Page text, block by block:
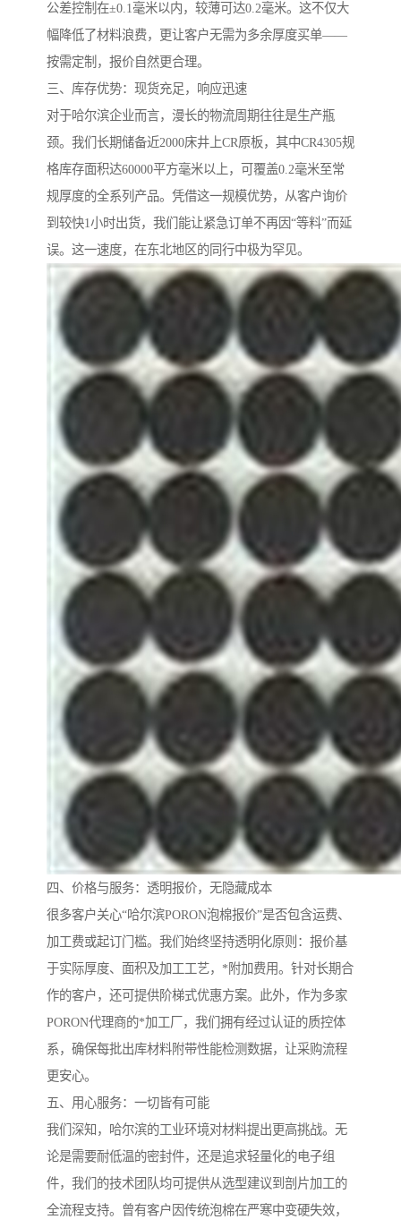
公差控制在±0.1毫米以内，较薄可达0.2毫米。这不仅大
幅降低了材料浪费，更让客户无需为多余厚度买单——
按需定制，报价自然更合理。
三、库存优势：现货充足，响应迅速
对于哈尔滨企业而言，漫长的物流周期往往是生产瓶
颈。我们长期储备近2000床井上CR原板，其中CR4305规
格库存面积达60000平方毫米以上，可覆盖0.2毫米至常
规厚度的全系列产品。凭借这一规模优势，从客户询价
到较快1小时出货，我们能让紧急订单不再因“等料”而延
误。这一速度，在东北地区的同行中极为罕见。
四、价格与服务：透明报价，无隐藏成本
很多客户关心“哈尔滨PORON泡棉报价”是否包含运费、
加工费或起订门槛。我们始终坚持透明化原则：报价基
于实际厚度、面积及加工工艺，*附加费用。针对长期合
作的客户，还可提供阶梯式优惠方案。此外，作为多家
PORON代理商的*加工厂，我们拥有经过认证的质控体
系，确保每批出库材料附带性能检测数据，让采购流程
更安心。
五、用心服务：一切皆有可能
我们深知，哈尔滨的工业环境对材料提出更高挑战。无
论是需要耐低温的密封件，还是追求轻量化的电子组
件，我们的技术团队均可提供从选型建议到剖片加工的
全流程支持。曾有客户因传统泡棉在严寒中变硬失效，